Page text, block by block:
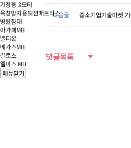
가정용 3모터
욕창방지용모션매트리스
병원침대
아가페MB
벨티온
메가스MB
칼로스
엘피스 MB
메뉴닫기
다음글 중소기업기술마켓
댓글목록